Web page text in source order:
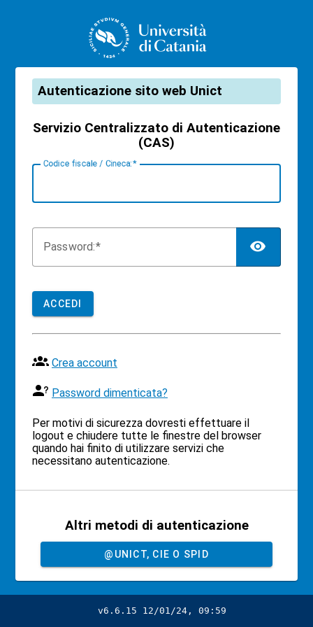
CAS
Autenticazione sito web Unict
Servizio Centralizzato di Autenticazione
(CAS)
Codice fiscale / Cineca:
Password:
ACCEDI
Crea account
Password dimenticata?
Per motivi di sicurezza dovresti effettuare il
logout e chiudere tutte le finestre del browser
quando hai finito di utilizzare servizi che
necessitano autenticazione.
Altri metodi di autenticazione
@UNICT, CIE O SPID
v6.6.15 12/01/24, 09:59